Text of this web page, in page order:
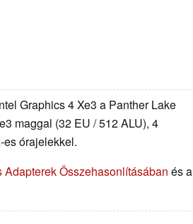
Graphics 4 Xe3 a Panther Lake
maggal (32 EU / 512 ALU), 4
es órajelekkel.
Adapterek Összehasonlításában és a